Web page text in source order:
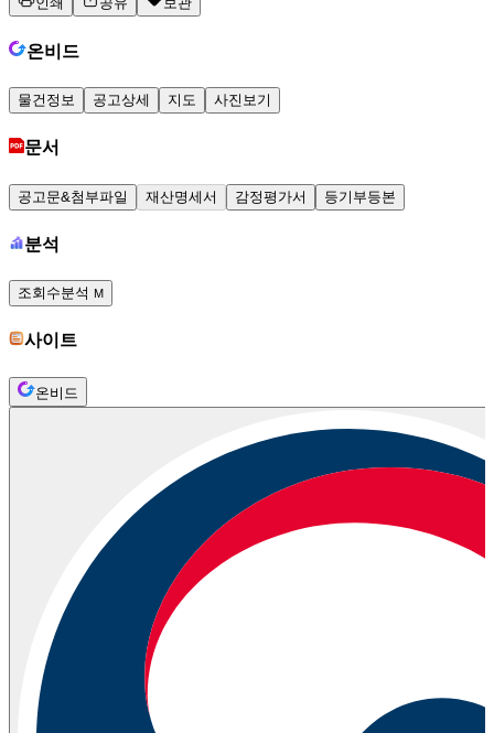
온비드
물건정보 공고상세 지도 사진보기
문서
공고문&첨부파일 재산명세서 감정평가서 등기부등본
분석
조회수분석 M
사이트
온비드